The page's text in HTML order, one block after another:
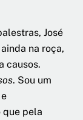
José
na roça,
causos.
. Sou um
que pela